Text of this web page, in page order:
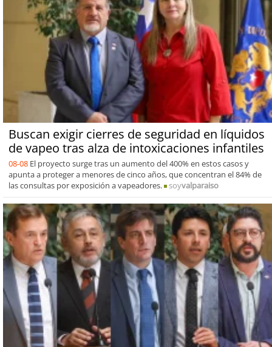
Buscan exigir cierres de seguridad en líquidos
de vapeo tras alza de intoxicaciones infantiles
08-08 El proyecto surge tras un aumento del 400% en estos casos y
apunta a proteger a menores de cinco años, que concentran el 84% de
las consultas por exposición a vapeadores.
soyvalparaiso